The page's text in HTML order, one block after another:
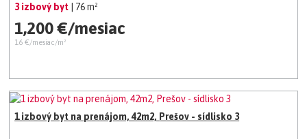
3 izbový byt
| 76 m²
1,200 €/mesiac
16 €/mesiac/m²
1 izbový byt na prenájom, 42m2, Prešov - sídlisko 3